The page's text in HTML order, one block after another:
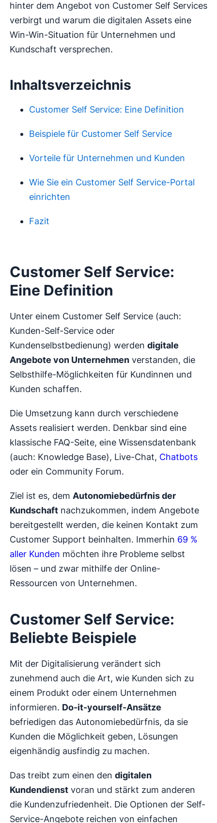
hinter dem Angebot von Customer Self Services
verbirgt und warum die digitalen Assets eine
Win-Win-Situation für Unternehmen und
Kundschaft versprechen.
Inhaltsverzeichnis
Customer Self Service: Eine Definition
Beispiele für Customer Self Service
Vorteile für Unternehmen und Kunden
Wie Sie ein Customer Self Service-Portal
einrichten
Fazit
Customer Self Service:
Eine Definition
Unter einem Customer Self Service (auch:
Kunden-Self-Service oder
Kundenselbstbedienung) werden digitale
Angebote von Unternehmen verstanden, die
Selbsthilfe-Möglichkeiten für Kundinnen und
Kunden schaffen.
Die Umsetzung kann durch verschiedene
Assets realisiert werden. Denkbar sind eine
klassische FAQ-Seite, eine Wissensdatenbank
(auch: Knowledge Base), Live-Chat, Chatbots
oder ein Community Forum.
Ziel ist es, dem Autonomiebedürfnis der
Kundschaft nachzukommen, indem Angebote
bereitgestellt werden, die keinen Kontakt zum
Customer Support beinhalten. Immerhin 69 %
aller Kunden möchten ihre Probleme selbst
lösen – und zwar mithilfe der Online-
Ressourcen von Unternehmen.
Customer Self Service:
Beliebte Beispiele
Mit der Digitalisierung verändert sich
zunehmend auch die Art, wie Kunden sich zu
einem Produkt oder einem Unternehmen
informieren. Do-it-yourself-Ansätze
befriedigen das Autonomiebedürfnis, da sie
Kunden die Möglichkeit geben, Lösungen
eigenhändig ausfindig zu machen.
Das treibt zum einen den digitalen
Kundendienst voran und stärkt zum anderen
die Kundenzufriedenheit. Die Optionen der Self-
Service-Angebote reichen von einfachen